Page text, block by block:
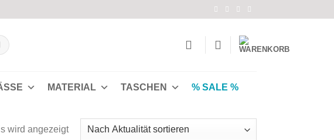
MATERIAL TASCHEN % SALE %
wird angezeigt